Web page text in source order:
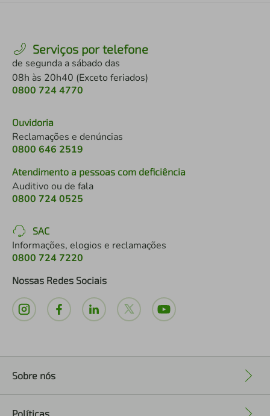
Serviços por telefone
de segunda a sábado das
08h às 20h40 (Exceto feriados)
0800 724 4770
Ouvidoria
Reclamações e denúncias
0800 646 2519
Atendimento a pessoas com deficiência
Auditivo ou de fala
0800 724 0525
SAC
Informações, elogios e reclamações
0800 724 7220
Nossas Redes Sociais
Sobre nós
Políticas